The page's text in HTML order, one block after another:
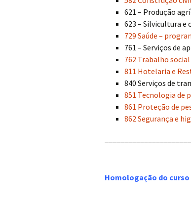
621 – Produção
623 – Silvicultura e
729 Saúde –
761 – Serviços de
762 Trabalho
811 Hotelaria e
840 Serviços de
851 Tecnologia de
861 Proteção de
862 Segurança e
Homologação do